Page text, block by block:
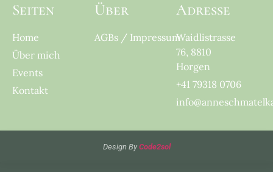
Seiten
Home
Über mich
Events
Kontakt
Über
AGBs / Impressum
Adresse
Waidlistrasse
76, 8810
Horgen
+41 79318 0706
Design By Code2sol